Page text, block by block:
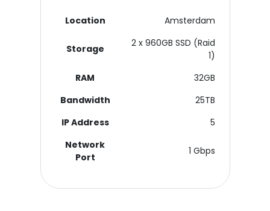
Location Amsterdam
Storage
2 x 960GB SSD (Raid
1)
RAM
32GB
Bandwidth
25TB
IP Address
5
Network
Port
1 Gbps